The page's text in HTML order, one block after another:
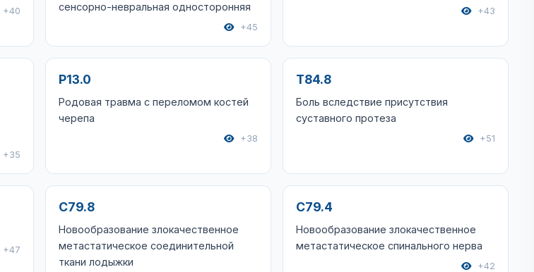
+40
сенсорно-невральная односторонняя
+45
+43
+35
P13.0
Родовая травма с переломом костей
черепа
+38
T84.8
Боль вследствие присутствия
суставного протеза
+51
+47
C79.8
Новообразование злокачественное
метастатическое соединительной
ткани лодыжки
C79.4
Новообразование злокачественное
метастатическое спинального нерва
+42